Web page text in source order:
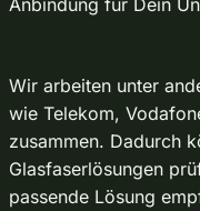
Wir arbeiten unter
wie Telekom,
zusammen. Dadurch
Glasfaserlösungen
passende Lösung